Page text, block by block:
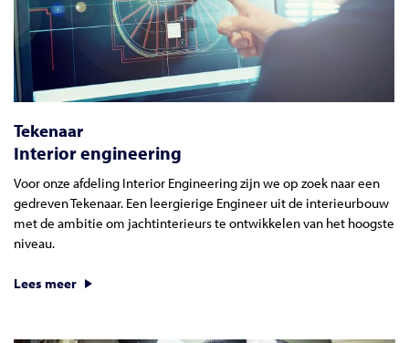
Tekenaar
Interior engineering
Voor onze afdeling Interior Engineering zijn we op zoek naar een
gedreven Tekenaar. Een leergierige Engineer uit de interieurbouw
met de ambitie om jachtinterieurs te ontwikkelen van het hoogste
niveau.
Lees meer